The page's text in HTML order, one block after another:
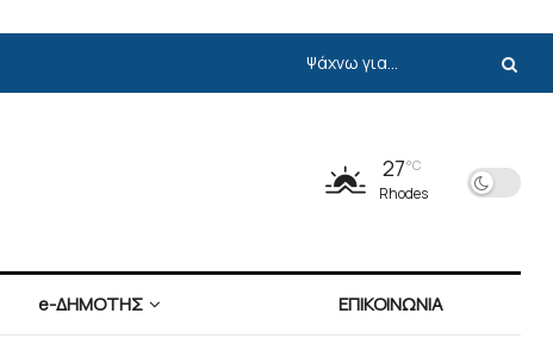
27°C
Rhodes
e-ΔΗΜΟΤΗΣ ΕΠΙΚΟΙΝΩΝΙΑ